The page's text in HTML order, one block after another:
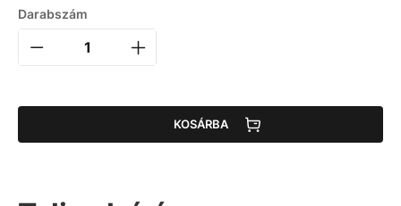
Darabszám
KOSÁRBA